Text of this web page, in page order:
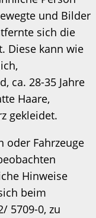
und Bilder
sich die
Diese kann wie
ca. 28-35 Jahre
Haare,
gekleidet.
oder Fahrzeuge
Hinweise
beim
5709-0, zu